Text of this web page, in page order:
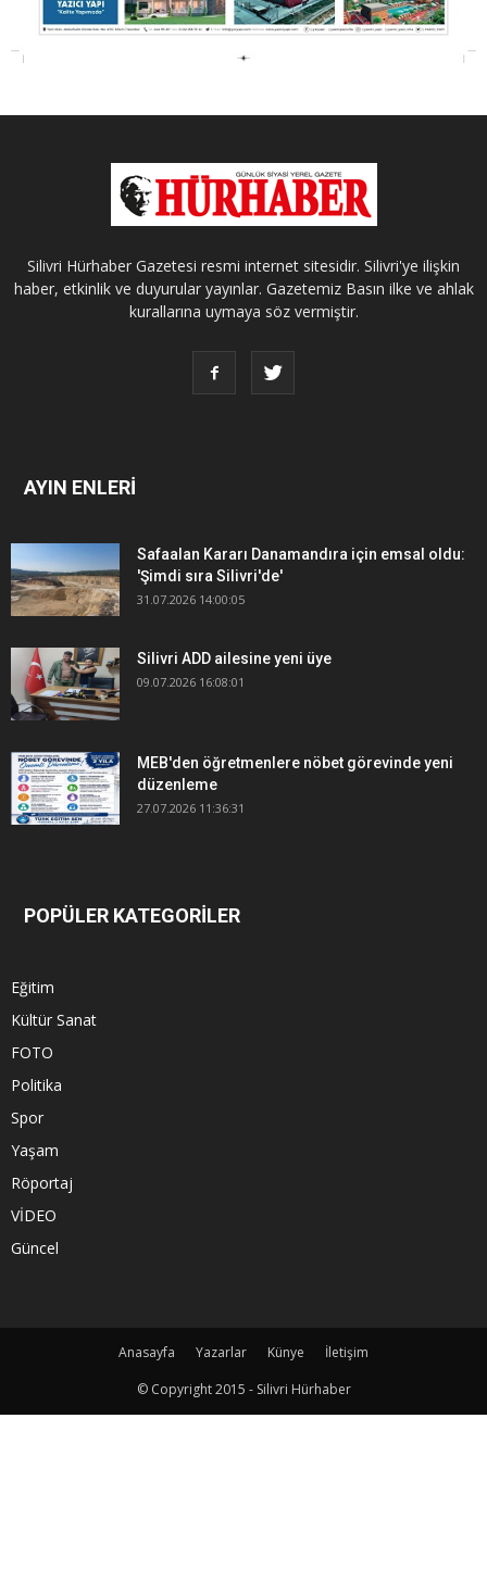
Silivri Hürhaber Gazetesi resmi internet sitesidir. Silivri'ye ilişkin
haber, etkinlik ve duyurular yayınlar. Gazetemiz Basın ilke ve ahlak
kurallarına uymaya söz vermiştir.
AYIN ENLERİ
Safaalan Kararı Danamandıra için emsal oldu:
'Şimdi sıra Silivri'de'
31.07.2026 14:00:05
Silivri ADD ailesine yeni üye
09.07.2026 16:08:01
MEB'den öğretmenlere nöbet görevinde yeni
düzenleme
27.07.2026 11:36:31
POPÜLER KATEGORİLER
Eğitim
Kültür Sanat
FOTO
Politika
Spor
Yaşam
Röportaj
VİDEO
Güncel
Anasayfa Yazarlar Künye
İletişim
© Copyright 2015 - Silivri Hürhaber